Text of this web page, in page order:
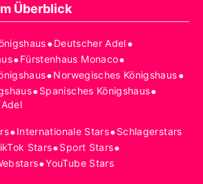
Überblick
•Deutscher Adel•
•Fürstenhaus Monaco•
•Norwegisches Königshaus•
•Spanisches Königshaus•
•Internationale Stars•Schlagerstars
Stars•Sport Stars•
•YouTube Stars